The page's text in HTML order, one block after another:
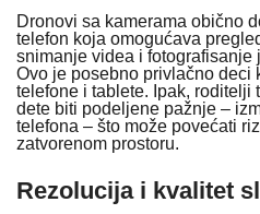
Dronovi sa kamerama obično
telefon koja omogućava
snimanje videa i fotografisanje
Ovo je posebno privlačno deci
telefone i tablete. Ipak, roditelji
dete biti podeljene pažnje –
telefona – što može povećati
zatvorenom prostoru.
Rezolucija i kvalitet